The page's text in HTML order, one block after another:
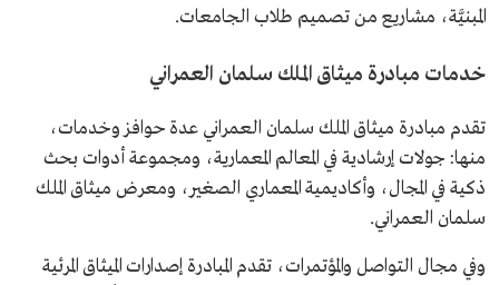
المبنيَّة، مشاريع من تصميم طلاب الجامعات.
خدمات مبادرة ميثاق الملك سلمان العمراني
تقدم مبادرة ميثاق الملك سلمان العمراني عدة حوافز وخدمات،
منها: جولات إرشادية في المعالم المعمارية، ومجموعة أدوات بحث
ذكية في المجال، وأكاديمية المعماري الصغير، ومعرض ميثاق الملك
سلمان العمراني.
وفي مجال التواصل والمؤتمرات، تقدم المبادرة إصدارات الميثاق المرئية